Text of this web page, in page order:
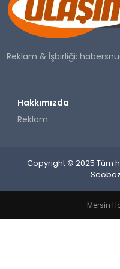
SAĞLIK
YAŞAM
Reklam & İşbirliği:
Hakkımızda
Reklam
Copyright © 2025 Tüm
Mersin